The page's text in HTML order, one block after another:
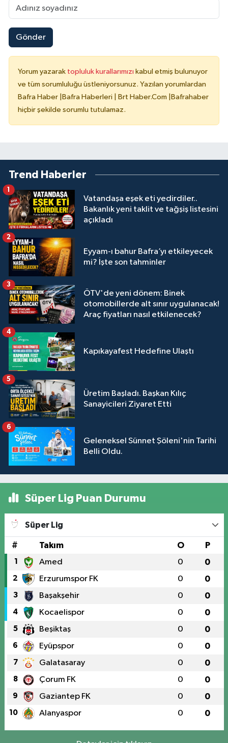
Gönder
Yorum yazarak topluluk kurallarımızı kabul etmiş bulunuyor
ve tüm sorumluluğu üstleniyorsunuz. Yazılan yorumlardan
Bafra Haber |Bafra Haberleri | Brt Haber.Com |Bafrahaber
hiçbir şekilde sorumlu tutulamaz.
Trend Haberler
Vatandaşa eşek eti yedirdiler..
Bakanlık yeni taklit ve tağşiş listesini
açıkladı
1
Eyyam-ı bahur Bafra’yı etkileyecek
mi? İşte son tahminler
2
ÖTV'de yeni dönem: Binek
otomobillerde alt sınır uygulanacak!
Araç fiyatları nasıl etkilenecek?
3
Kapıkayafest Hedefine Ulaştı
4
Üretim Başladı. Başkan Kılıç
Sanayicileri Ziyaret Etti
5
Geleneksel Sünnet Şöleni'nin Tarihi
Belli Oldu.
6
Süper Lig Puan Durumu
Süper Lig
# Takım O P
1 Amed 0 0
2 Erzurumspor FK 0 0
3 Başakşehir 0 0
4 Kocaelispor 0 0
5 Beşiktaş 0 0
6 Eyüpspor 0 0
7 Galatasaray 0 0
8 Çorum FK 0 0
9 Gaziantep FK 0 0
10 Alanyaspor 0 0